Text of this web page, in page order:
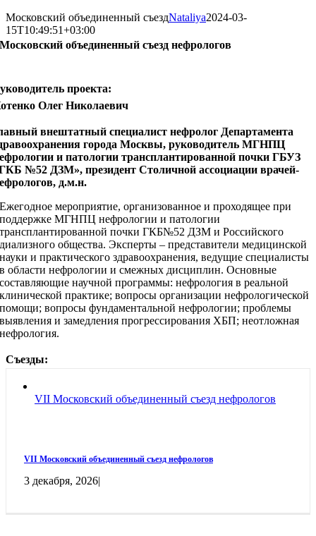
Московский объединенный съездNataliya2024-03-
15T10:49:51+03:00
Московский объединенный съезд нефрологов
проекта:
Олег Николаевич
внештатный специалист нефролог Департамента
города Москвы, руководитель МГНПЦ
и патологии трансплантированной почки ГБУЗ
№52 ДЗМ», президент Столичной ассоциации врачей-
д.м.н.
Ежегодное мероприятие, организованное и проходящее при
поддержке МГНПЦ нефрологии и патологии
трансплантированной почки ГКБ№52 ДЗМ и Российского
диализного общества. Эксперты – представители медицинской
науки и практического здравоохранения, ведущие специалисты
в области нефрологии и смежных дисциплин. Основные
составляющие научной программы: нефрология в реальной
клинической практике; вопросы организации нефрологической
помощи; вопросы фундаментальной нефрологии; проблемы
выявления и замедления прогрессирования ХБП; неотложная
нефрология.
Съезды:
VII Московский объединенный съезд нефрологов
VII Московский объединенный съезд нефрологов
3 декабря, 2026|